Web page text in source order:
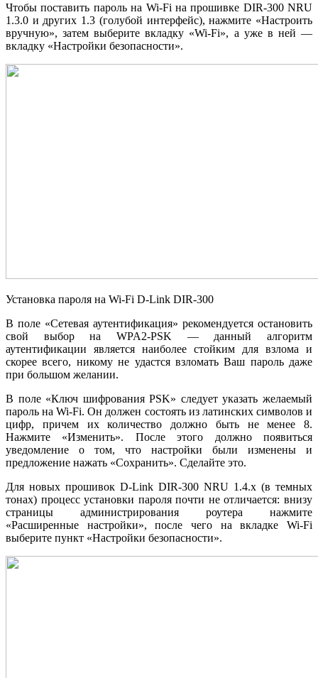
Чтобы поставить пароль на Wi-Fi на прошивке DIR-300 NRU
1.3.0 и других 1.3 (голубой интерфейс), нажмите «Настроить
вручную», затем выберите вкладку «Wi-Fi», а уже в ней —
вкладку «Настройки безопасности».
Установка пароля на Wi-Fi D-Link DIR-300
В поле «Сетевая аутентификация» рекомендуется остановить
свой выбор на WPA2-PSK — данный алгоритм
аутентификации является наиболее стойким для взлома и
скорее всего, никому не удастся взломать Ваш пароль даже
при большом желании.
В поле «Ключ шифрования PSK» следует указать желаемый
пароль на Wi-Fi. Он должен состоять из латинских символов и
цифр, причем их количество должно быть не менее 8.
Нажмите «Изменить». После этого должно появиться
уведомление о том, что настройки были изменены и
предложение нажать «Сохранить». Сделайте это.
Для новых прошивок D-Link DIR-300 NRU 1.4.x (в темных
тонах) процесс установки пароля почти не отличается: внизу
страницы администрирования роутера нажмите
«Расширенные настройки», после чего на вкладке Wi-Fi
выберите пункт «Настройки безопасности».